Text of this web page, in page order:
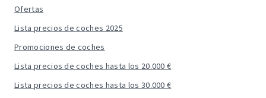
Ofertas
Lista precios de coches 2025
Promociones de coches
Lista precios de coches hasta los 20.000 €
Lista precios de coches hasta los 30.000 €